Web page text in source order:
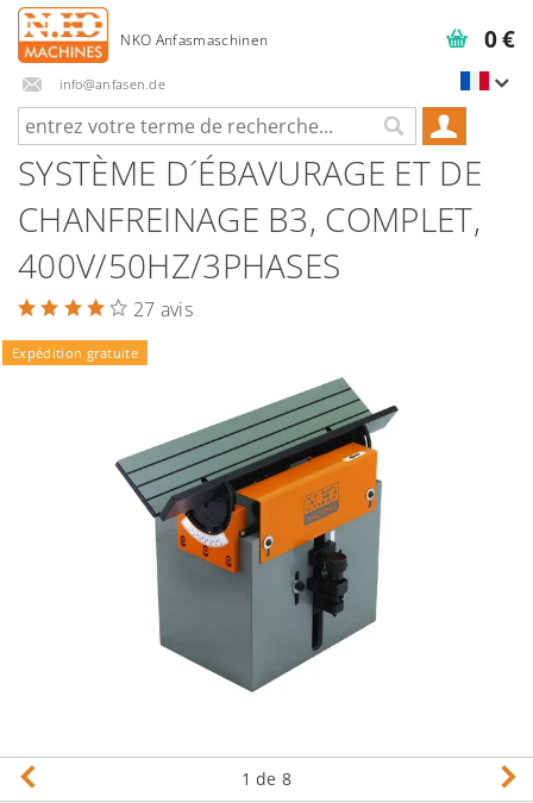
info@anfasen.de
0 €
SYSTÈME D´ÉBAVURAGE ET DE
CHANFREINAGE B3, COMPLET,
400V/50HZ/3PHASES
27 avis
Expédition gratuite
1 de 8